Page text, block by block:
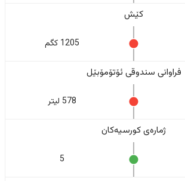
کێش
1205 کگم
فراوانی سندوقی ئۆتۆمۆبێل
578 لیتر
ژمارەی کورسیەکان
5